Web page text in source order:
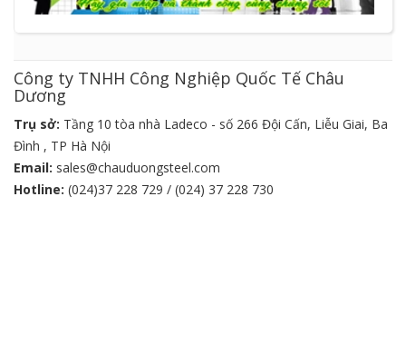
Công ty TNHH Công Nghiệp Quốc Tế Châu
Dương
Trụ sở: Tầng 10 tòa nhà Ladeco - số 266 Đội Cấn, Liễu Giai, Ba
Đình , TP Hà Nội
Email: sales@chauduongsteel.com
Hotline: (024)37 228 729 / (024) 37 228 730